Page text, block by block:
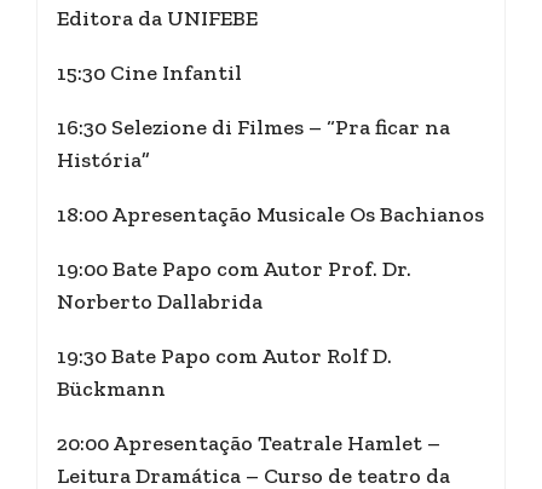
Editora da UNIFEBE
15:30 Cine Infantil
16:30 Selezione di Filmes – “Pra ficar na
História”
18:00 Apresentação Musicale Os Bachianos
19:00 Bate Papo com Autor Prof. Dr.
Norberto Dallabrida
19:30 Bate Papo com Autor Rolf D.
Bückmann
20:00 Apresentação Teatrale Hamlet –
Leitura Dramática – Curso de teatro da